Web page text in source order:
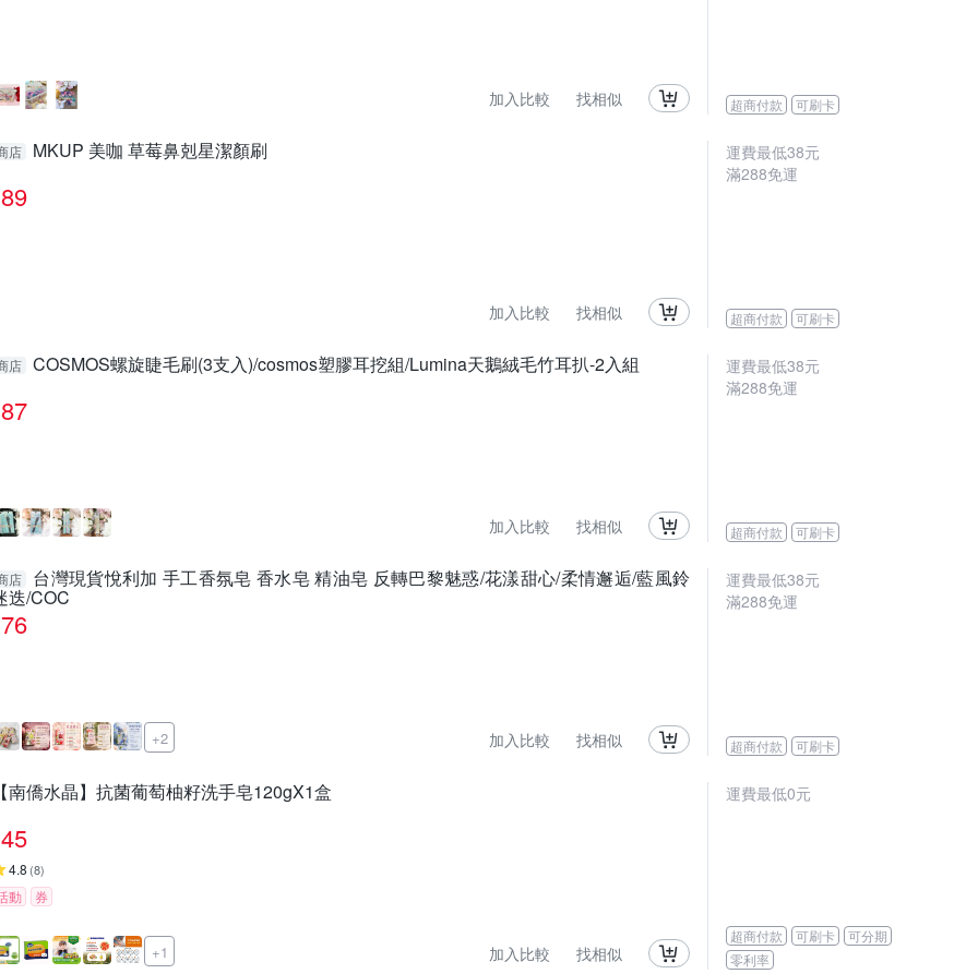
加入比較 找相似 超商付款 可刷卡
店 MKUP 美咖 草莓鼻剋星潔顏刷
89
加入比較 找相似
運費最低38元
滿288免運
超商付款 可刷卡
店 COSMOS螺旋睫毛刷(3支入)/cosmos塑膠耳挖組/Lumina天鵝絨毛竹耳扒-2入組
87
加入比較 找相似
運費最低38元
滿288免運
超商付款 可刷卡
店 台灣現貨悅利加 手工香氛皂 香水皂 精油皂 反轉巴黎魅惑/花漾甜心/柔情邂逅/藍風鈴
迭/COC
76
+2 加入比較 找相似
運費最低38元
滿288免運
超商付款 可刷卡
南僑水晶】抗菌葡萄柚籽洗手皂120gX1盒
45
4.8 (8)
動 券
+1 加入比較 找相似
運費最低0元
超商付款 可刷卡
可分期
零利率